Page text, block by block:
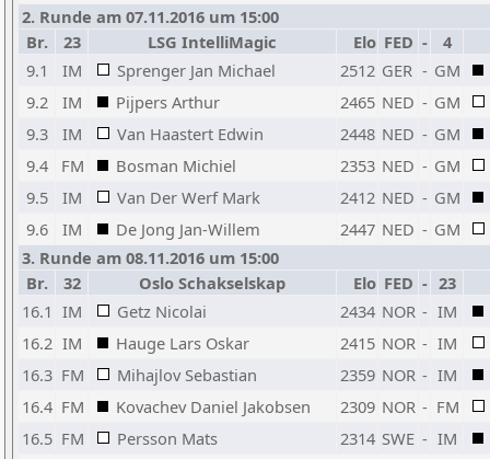
2. Runde am 07.11.2016 um 15:00
Br.
23 LSG IntelliMagic Elo FED -
4
9.1
IM Sprenger Jan Michael 2512 GER - GM
9.2
IM Pijpers Arthur 2465 NED - GM
9.3
IM Van Haastert Edwin 2448 NED - GM
9.4
FM Bosman Michiel 2353 NED - GM
9.5
IM Van Der Werf Mark 2412 NED - GM
9.6
IM De Jong Jan-Willem 2447 NED - GM
3. Runde am 08.11.2016 um 15:00
Br.
32 Oslo Schakselskap Elo FED - 23
16.1 IM Getz Nicolai 2434 NOR - IM
16.2 IM Hauge Lars Oskar 2415 NOR - IM
16.3 FM Mihajlov Sebastian 2359 NOR - IM
16.4 FM Kovachev Daniel Jakobsen 2309 NOR - FM
16.5 FM Persson Mats 2314 SWE - IM